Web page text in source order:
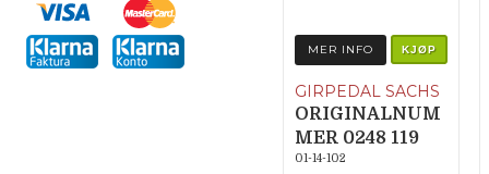
MER INFO KJØP
GIRPEDAL SACHS
ORIGINALNUM
MER 0248 119
000
01-14-102